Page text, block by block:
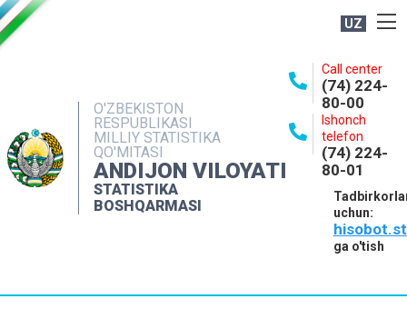
UZ
O'ZBEKISTON
RESPUBLIKASI
MILLIY STATISTIKA
QO'MITASI
ANDIJON VILOYATI
STATISTIKA
BOSHQARMASI
Call center
(74) 224-
80-00
Ishonch
telefon
(74) 224-
80-01
uchun:
ga o'tish
NASHRLAR
INTERAKTIV XIZMATLAR
MATBUOT XIZMATI
MUROJAATLAR